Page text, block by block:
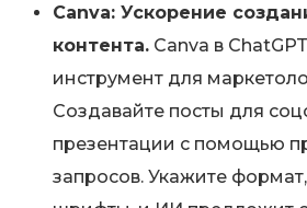
Canva: Ускорение
контента. Canva в
инструмент для
Создавайте посты для
презентации с помощью
запросов. Укажите